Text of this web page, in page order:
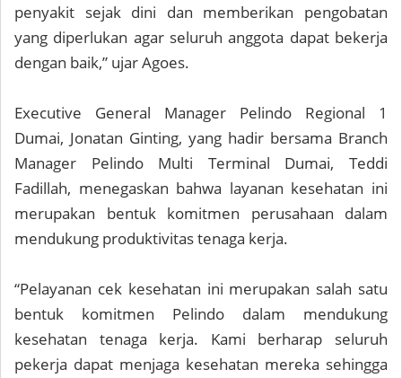
penyakit sejak dini dan memberikan pengobatan
yang diperlukan agar seluruh anggota dapat bekerja
dengan baik,” ujar Agoes.
Executive General Manager Pelindo Regional 1
Dumai, Jonatan Ginting, yang hadir bersama Branch
Manager Pelindo Multi Terminal Dumai, Teddi
Fadillah, menegaskan bahwa layanan kesehatan ini
merupakan bentuk komitmen perusahaan dalam
mendukung produktivitas tenaga kerja.
“Pelayanan cek kesehatan ini merupakan salah satu
bentuk komitmen Pelindo dalam mendukung
kesehatan tenaga kerja. Kami berharap seluruh
pekerja dapat menjaga kesehatan mereka sehingga